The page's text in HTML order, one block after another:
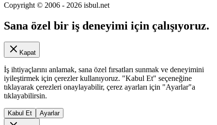
Copyright © 2006 - 2026 isbul.net
Sana özel bir iş deneyimi için çalışıyoruz.
Kapat
İş ihtiyaçlarını anlamak, sana özel fırsatları sunmak ve deneyimini
iyileştirmek için çerezler kullanıyoruz. "Kabul Et" seçeneğine
tıklayarak çerezleri onaylayabilir, çerez ayarları için "Ayarlar"a
tıklayabilirsin.
Kabul Et Ayarlar